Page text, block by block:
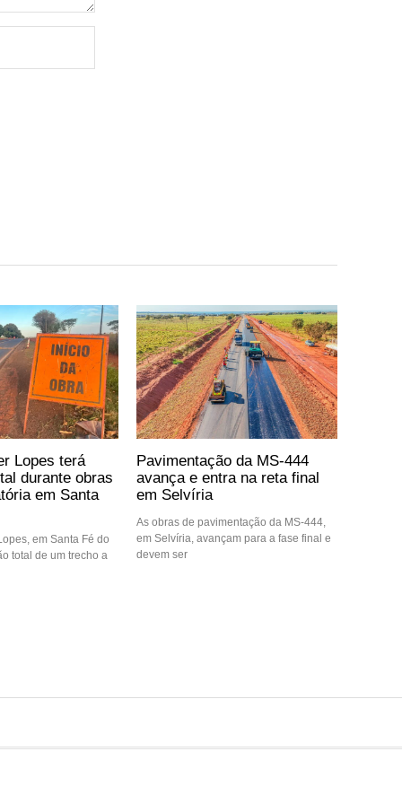
Lopes terá
durante obras
em Santa
em Santa Fé do
total de um trecho a
Pavimentação da MS-444
avança e entra na reta final
em Selvíria
As obras de pavimentação da MS-444,
em Selvíria, avançam para a fase final e
devem ser